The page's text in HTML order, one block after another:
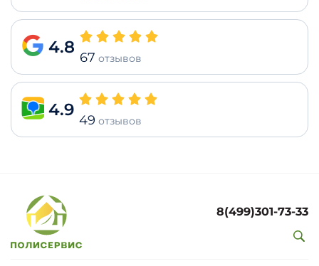
4.8
67 отзывов
4.9
49 отзывов
8(499)301-73-33